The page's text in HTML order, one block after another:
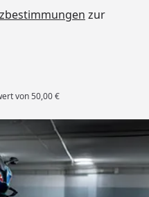
zur
von 50,00 €